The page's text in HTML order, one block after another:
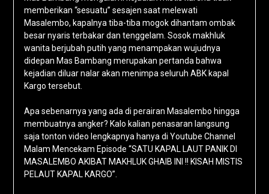
memberikan “sesuatu” sesajen saat melewati
Masalembo, kapalnya tiba-tiba mogok dihantam ombak
besar nyaris terbakar dan tenggelam. Sosok makhluk
wanita berjubah putih yang menampakan wujudnya
didepan Mas Bambang merupakan pertanda bahwa
kejadian diluar nalar akan menimpa seluruh ABK kapal
Kargo tersebut.
Apa sebenarnya yang ada di perairan Masalembo hingga
membuatnya angker? Kalo kalian penasaran langsung
saja tonton video lengkapnya hanya di Youtube Channel
Malam Mencekam Episode “SATU KAPAL LAUT PANIK DI
MASALEMBO AKIBAT MAKHLUK GHAIB INI !! KISAH MISTIS
PELAUT KAPAL KARGO”.